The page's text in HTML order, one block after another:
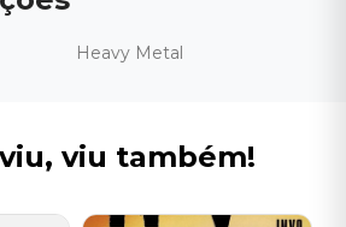
Heavy Metal
viu também!